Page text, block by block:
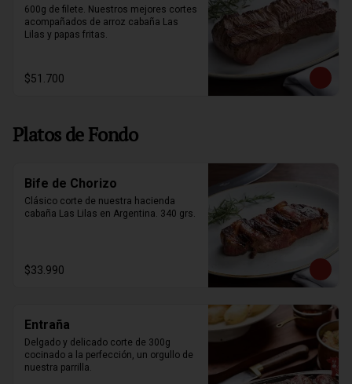
600g de filete. Nuestros mejores cortes
acompañados de arroz cabaña Las
Lilas y papas fritas.
$51.700
Platos de Fondo
Bife de Chorizo
Clásico corte de nuestra hacienda
cabaña Las Lilas en Argentina. 340 grs.
$33.990
Entraña
Delgado y delicado corte de 300g
cocinado a la perfección, un orgullo de
nuestra parrilla.